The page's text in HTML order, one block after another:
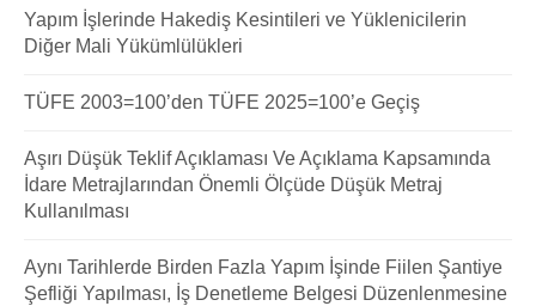
Yapım İşlerinde Hakediş Kesintileri ve Yüklenicilerin
Diğer Mali Yükümlülükleri
TÜFE 2003=100’den TÜFE 2025=100’e Geçiş
Aşırı Düşük Teklif Açıklaması Ve Açıklama Kapsamında
İdare Metrajlarından Önemli Ölçüde Düşük Metraj
Kullanılması
Aynı Tarihlerde Birden Fazla Yapım İşinde Fiilen Şantiye
Şefliği Yapılması, İş Denetleme Belgesi Düzenlenmesine